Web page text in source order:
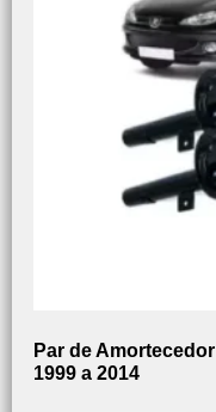
Par de
1999 a 2014